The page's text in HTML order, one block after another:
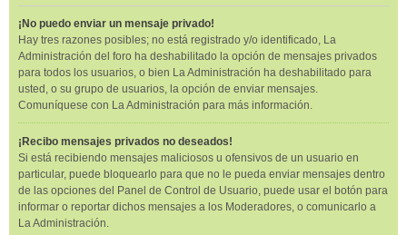
¡No puedo enviar un mensaje privado!
Hay tres razones posibles; no está registrado y/o identificado, La
Administración del foro ha deshabilitado la opción de mensajes privados
para todos los usuarios, o bien La Administración ha deshabilitado para
usted, o su grupo de usuarios, la opción de enviar mensajes.
Comuníquese con La Administración para más información.
¡Recibo mensajes privados no deseados!
Si está recibiendo mensajes maliciosos u ofensivos de un usuario en
particular, puede bloquearlo para que no le pueda enviar mensajes dentro
de las opciones del Panel de Control de Usuario, puede usar el botón para
informar o reportar dichos mensajes a los Moderadores, o comunicarlo a
La Administración.